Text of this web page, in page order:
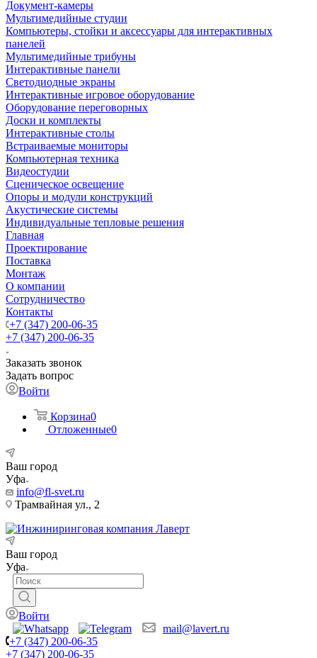
Документ-камеры
Мультимедийные студии
Компьютеры, стойки и аксессуары для интерактивных
панелей
Мультимедийные трибуны
Интерактивные панели
Светодиодные экраны
Интерактивные игровое оборудование
Оборудование переговорных
Доски и комплекты
Интерактивные столы
Встраиваемые мониторы
Компьютерная техника
Видеостудии
Cценическое освещение
Опоры и модули конструкций
Акустические системы
Индивидуальные тепловые решения
Главная
Проектирование
Поставка
Монтаж
О компании
Сотрудничество
Контакты
+7 (347) 200-06-35
+7 (347) 200-06-35
Заказать звонок
Задать вопрос
Войти
Корзина0
Отложенные0
Ваш город
Уфа
info@fl-svet.ru
Трамвайная ул., 2
Ваш город
Уфа
Войти
mail@lavert.ru
+7 (347) 200-06-35
+7 (347) 200-06-35